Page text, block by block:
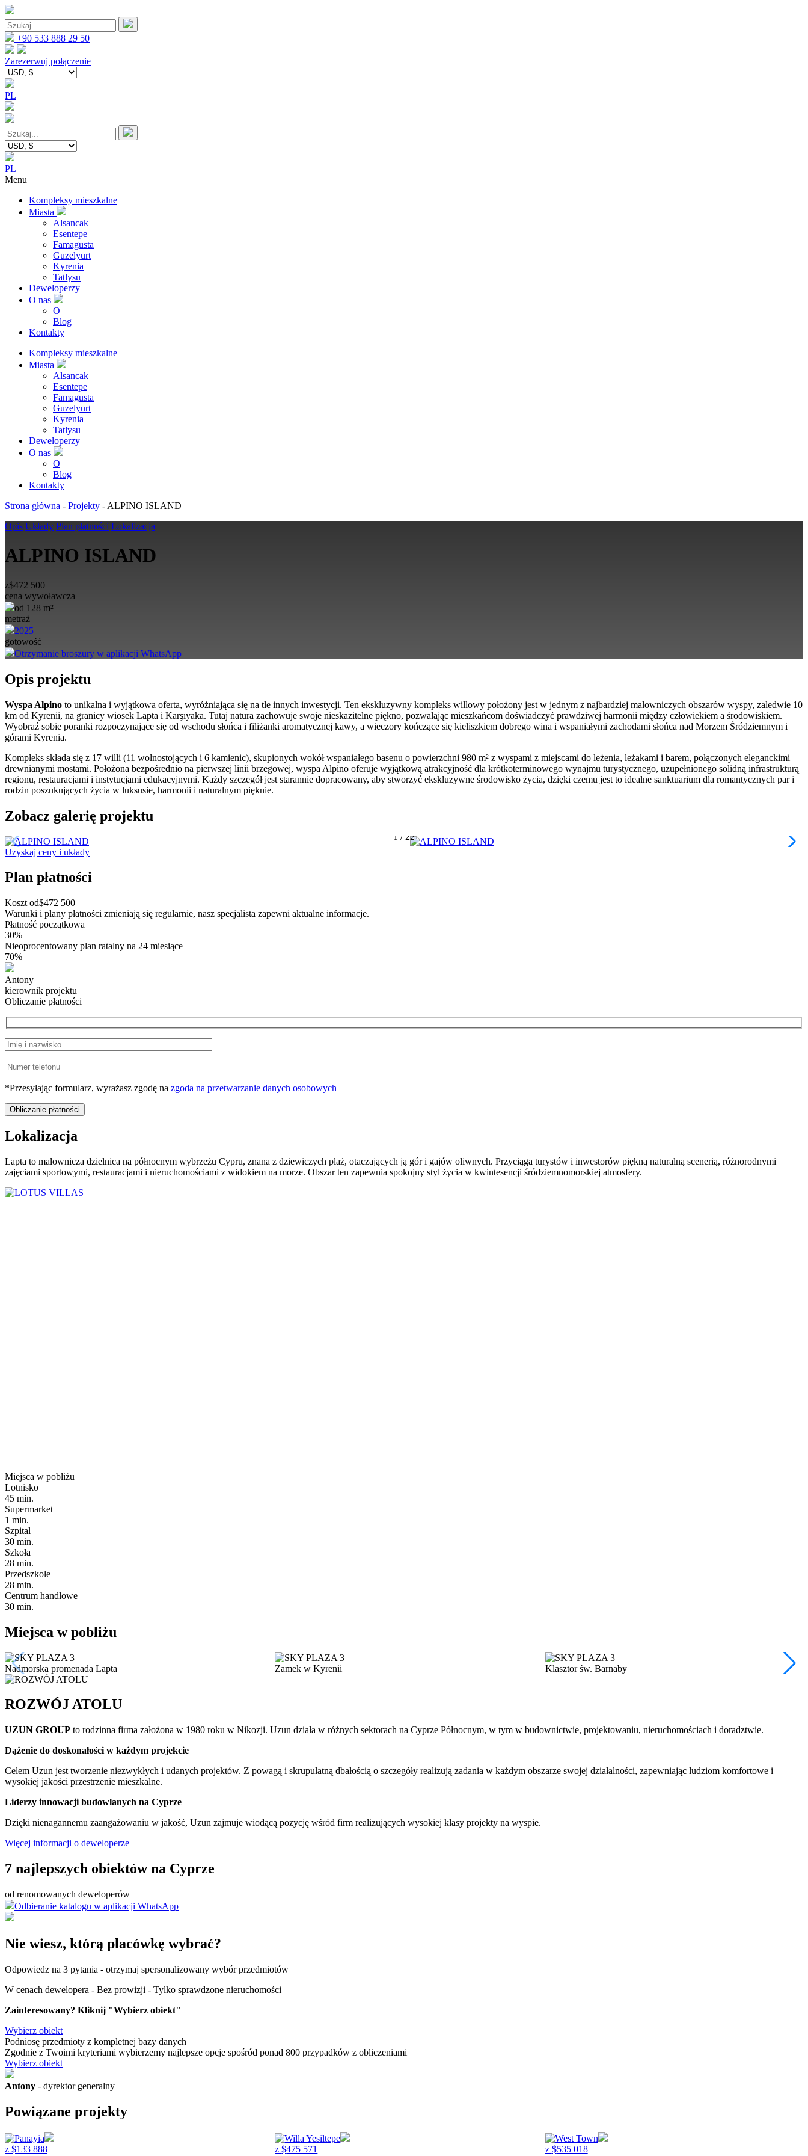
+90 533 888 29 50
Zarezerwuj połączenie
PL
PL
Menu
Kompleksy mieszkalne
Miasta
Alsancak
Esentepe
Famagusta
Guzelyurt
Kyrenia
Tatlysu
Deweloperzy
O nas
O
Blog
Kontakty
Kompleksy mieszkalne
Miasta
Alsancak
Esentepe
Famagusta
Guzelyurt
Kyrenia
Tatlysu
Deweloperzy
O nas
O
Blog
Kontakty
Strona główna - Projekty - ALPINO ISLAND
Opis Układy Plan płatności Lokalizacja
ALPINO ISLAND
z$472 500
cena wywoławcza
od 128 m²
metraż
2025
gotowość
Otrzymanie broszury w aplikacji WhatsApp
Opis projektu
Wyspa Alpino to unikalna i wyjątkowa oferta, wyróżniająca się na tle innych inwestycji. Ten ekskluzywny kompleks willowy położony jest w jednym z najbardziej malowniczych obszarów wyspy, zaledwie 10
km od Kyrenii, na granicy wiosek Lapta i Karşıyaka. Tutaj natura zachowuje swoje nieskazitelne piękno, pozwalając mieszkańcom doświadczyć prawdziwej harmonii między człowiekiem a środowiskiem.
Wyobraź sobie poranki rozpoczynające się od wschodu słońca i filiżanki aromatycznej kawy, a wieczory kończące się kieliszkiem dobrego wina i wspaniałymi zachodami słońca nad Morzem Śródziemnym i
górami Kyrenia.
Kompleks składa się z 17 willi (11 wolnostojących i 6 kamienic), skupionych wokół wspaniałego basenu o powierzchni 980 m² z wyspami z miejscami do leżenia, leżakami i barem, połączonych eleganckimi
drewnianymi mostami. Położona bezpośrednio na pierwszej linii brzegowej, wyspa Alpino oferuje wyjątkową atrakcyjność dla krótkoterminowego wynajmu turystycznego, uzupełnionego solidną infrastrukturą
regionu, restauracjami i instytucjami edukacyjnymi. Każdy szczegół jest starannie dopracowany, aby stworzyć ekskluzywne środowisko życia, dzięki czemu jest to idealne sanktuarium dla romantycznych par i
rodzin poszukujących życia w luksusie, harmonii i naturalnym pięknie.
Zobacz galerię projektu
1 / 22
Uzyskaj ceny i układy
Plan płatności
Koszt od$472 500
Warunki i plany płatności zmieniają się regularnie, nasz specjalista zapewni aktualne informacje.
Płatność początkowa
30%
Nieoprocentowany plan ratalny na 24 miesiące
70%
Antony
kierownik projektu
Obliczanie płatności
*Przesyłając formularz, wyrażasz zgodę na zgoda na przetwarzanie danych osobowych
Lokalizacja
Lapta to malownicza dzielnica na północnym wybrzeżu Cypru, znana z dziewiczych plaż, otaczających ją gór i gajów oliwnych. Przyciąga turystów i inwestorów piękną naturalną scenerią, różnorodnymi
zajęciami sportowymi, restauracjami i nieruchomościami z widokiem na morze. Obszar ten zapewnia spokojny styl życia w kwintesencji śródziemnomorskiej atmosfery.
Miejsca w pobliżu
Lotnisko
45 min.
Supermarket
1 min.
Szpital
30 min.
Szkoła
28 min.
Przedszkole
28 min.
Centrum handlowe
30 min.
Miejsca w pobliżu
Nadmorska promenada Lapta Zamek w Kyrenii Klasztor św. Barnaby
ROZWÓJ ATOLU
UZUN GROUP to rodzinna firma założona w 1980 roku w Nikozji. Uzun działa w różnych sektorach na Cyprze Północnym, w tym w budownictwie, projektowaniu, nieruchomościach i doradztwie.
Dążenie do doskonałości w każdym projekcie
Celem Uzun jest tworzenie niezwykłych i udanych projektów. Z powagą i skrupulatną dbałością o szczegóły realizują zadania w każdym obszarze swojej działalności, zapewniając ludziom komfortowe i
wysokiej jakości przestrzenie mieszkalne.
Liderzy innowacji budowlanych na Cyprze
Dzięki nienagannemu zaangażowaniu w jakość, Uzun zajmuje wiodącą pozycję wśród firm realizujących wysokiej klasy projekty na wyspie.
Więcej informacji o deweloperze
7 najlepszych obiektów na Cyprze
od renomowanych deweloperów
Odbieranie katalogu w aplikacji WhatsApp
Nie wiesz, którą placówkę wybrać?
Odpowiedz na 3 pytania - otrzymaj spersonalizowany wybór przedmiotów
W cenach dewelopera - Bez prowizji - Tylko sprawdzone nieruchomości
Zainteresowany? Kliknij "Wybierz obiekt"
Wybierz obiekt
Podniosę przedmioty z kompletnej bazy danych
Zgodnie z Twoimi kryteriami wybierzemy najlepsze opcje spośród ponad 800 przypadków z obliczeniami
Wybierz obiekt
Antony - dyrektor generalny
Powiązane projekty
z $133 888
z$475 571
z $535 018